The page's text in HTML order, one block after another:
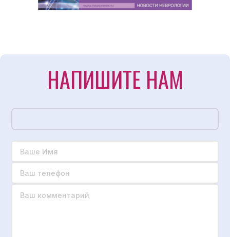
НАПИШИТЕ НАМ